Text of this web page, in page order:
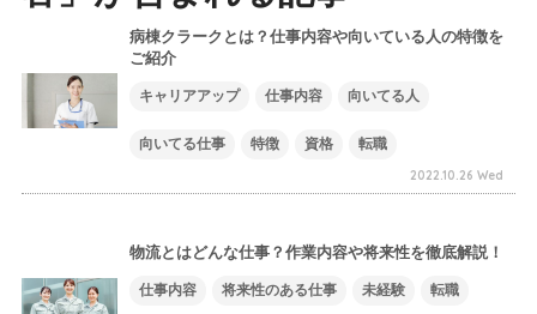
病棟クラークとは？仕事内容や向いている人の特徴を
ご紹介
キャリアアップ 仕事内容 向いてる人
向いてる仕事 特徴 資格 転職
2022.10.26 Wed
物流とはどんな仕事？作業内容や将来性を徹底解説！
仕事内容 将来性のある仕事 未経験 転職